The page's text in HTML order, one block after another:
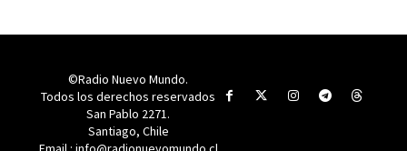
©Radio Nuevo Mundo.
Todos los derechos reservados
San Pablo 2271.
Santiago, Chile